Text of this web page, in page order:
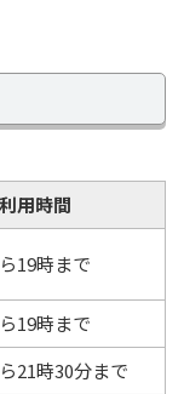
利用時間
19時まで
19時まで
21時30分まで